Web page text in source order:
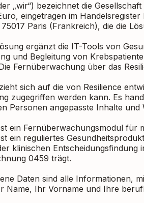
„wir“) bezeichnet die
eingetragen im
Paris (Frankreich), die die
ergänzt die IT-Tools von
und Begleitung von
Fernüberwachung über das
sich auf die von Resilience
zugegriffen werden kann. Es
Personen angepasste Inhalte
ein Fernüberwachungsmodul für
ein reguliertes
klinischen Entscheidungsfindung
0459 trägt.
Daten sind alle Informationen,
Name, Ihr Vorname und Ihre